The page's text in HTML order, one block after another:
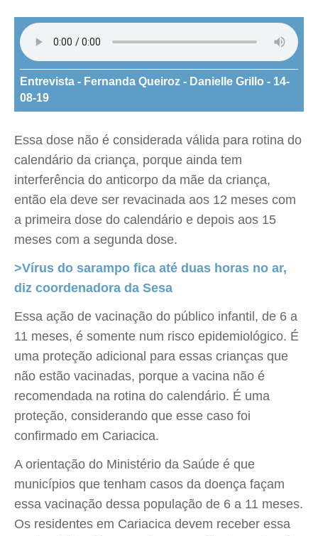
Entrevista - Fernanda Queiroz - Danielle Grillo - 14-
08-19
Essa dose não é considerada válida para rotina do
calendário da criança, porque ainda tem
interferência do anticorpo da mãe da criança,
então ela deve ser revacinada aos 12 meses com
a primeira dose do calendário e depois aos 15
meses com a segunda dose.
>Vírus do sarampo fica até duas horas no ar,
diz coordenadora da Sesa
Essa ação de vacinação do público infantil, de 6 a
11 meses, é somente num risco epidemiológico. É
uma proteção adicional para essas crianças que
não estão vacinadas, porque a vacina não é
recomendada na rotina do calendário. É uma
proteção, considerando que esse caso foi
confirmado em Cariacica.
A orientação do Ministério da Saúde é que
municípios que tenham casos da doença façam
essa vacinação dessa população de 6 a 11 meses.
Os residentes em Cariacica devem receber essa